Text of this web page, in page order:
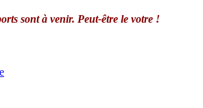
sont à venir. Peut-être le votre !